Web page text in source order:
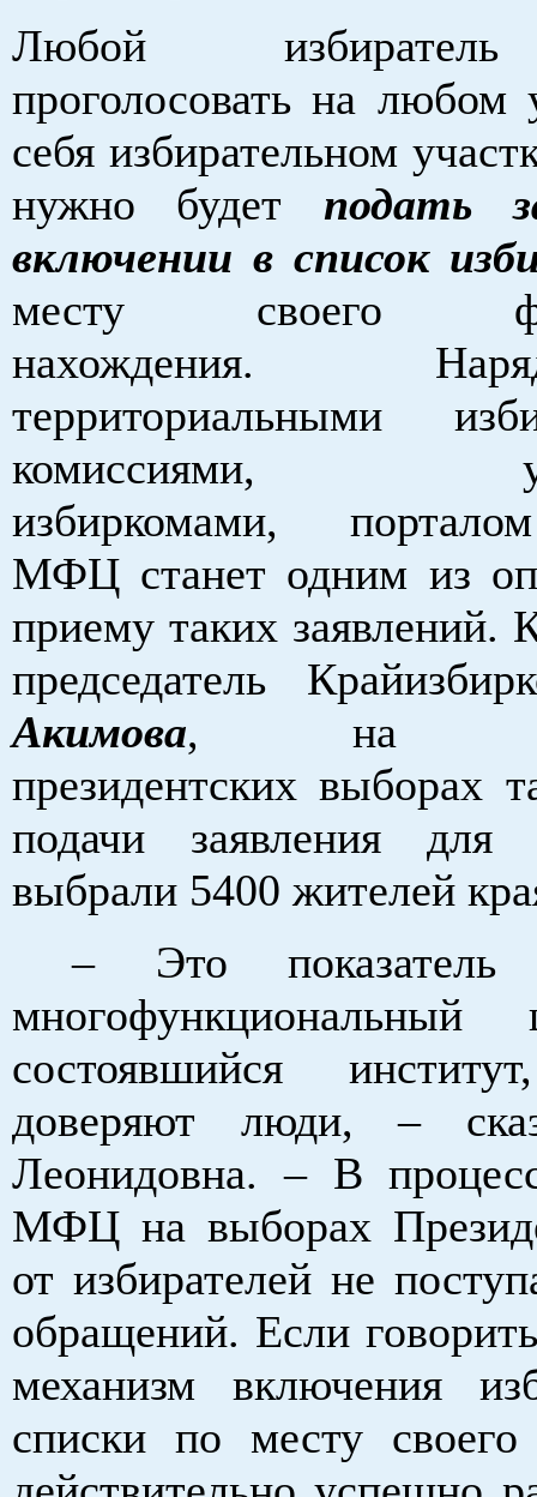
Любой
проголосовать на любом
себя избирательном
нужно будет подать
включении в список
месту своего
нахождения.
территориальными
комиссиями,
избиркомами,
МФЦ станет одним из
приему таких заявлений.
председатель
Акимова, на
президентских выборах
подачи заявления для
выбрали 5400 жителей
– Это показатель
состоявшийся
доверяют люди, –
Леонидовна. – В
МФЦ на выборах
от избирателей не
обращений. Если
механизм включения
списки по месту своего